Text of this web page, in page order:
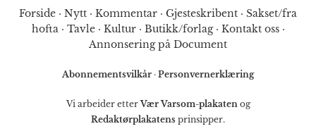
Forside · Nytt · Kommentar · Gjesteskribent · Sakset/fra
hofta· Tavle· Kultur· Butikk/forlag· Kontakt oss·
Annonsering på Document
Abonnementsvilkår · Personvernerklæring
Vi arbeider etterVær Varsom-plakaten og
Redaktørplakatens prinsipper.